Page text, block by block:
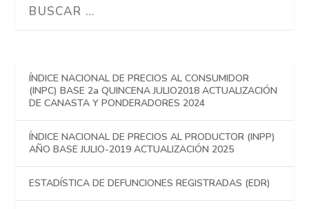
ÍNDICE NACIONAL DE PRECIOS AL CONSUMIDOR
(INPC) BASE 2a QUINCENA JULIO2018 ACTUALIZACIÓN
DE CANASTA Y PONDERADORES 2024
ÍNDICE NACIONAL DE PRECIOS AL PRODUCTOR (INPP)
AÑO BASE JULIO-2019 ACTUALIZACIÓN 2025
ESTADÍSTICA DE DEFUNCIONES REGISTRADAS (EDR)